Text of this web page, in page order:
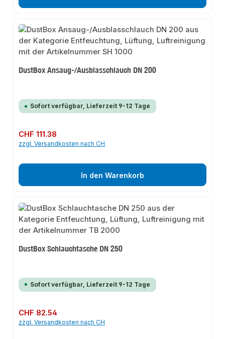
DustBox Ansaug-/Ausblasschlauch DN 200
Sofort verfügbar, Lieferzeit 9-12 Tage
Regulärer Preis:
CHF 111.38
zzgl. Versandkosten nach CH
In den Warenkorb
DustBox Schlauchtasche DN 250
Sofort verfügbar, Lieferzeit 9-12 Tage
Regulärer Preis:
CHF 82.54
zzgl. Versandkosten nach CH